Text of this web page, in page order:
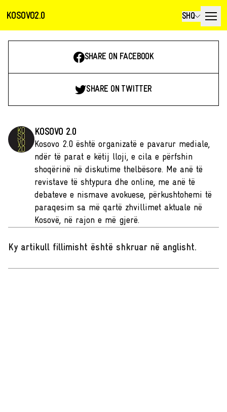
KOSOVO2.0 SHQ
SHARE ON FACEBOOK
SHARE ON TWITTER
KOSOVO 2.0
Kosovo 2.0 është organizatë e pavarur mediale,
ndër të parat e këtij lloji, e cila e përfshin
shoqërinë në diskutime thelbësore. Me anë të
revistave të shtypura dhe online, me anë të
debateve e nismave avokuese, përkushtohemi të
paraqesim sa më qartë zhvillimet aktuale në
Kosovë, në rajon e më gjerë.
Ky artikull fillimisht është shkruar në anglisht.